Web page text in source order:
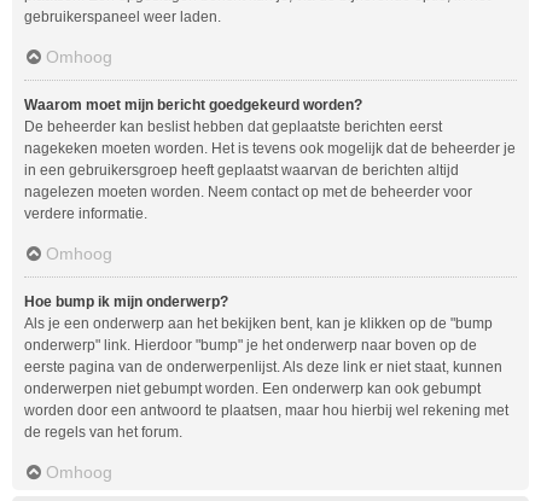
gebruikerspaneel weer laden.
Omhoog
Waarom moet mijn bericht goedgekeurd worden?
De beheerder kan beslist hebben dat geplaatste berichten eerst
nagekeken moeten worden. Het is tevens ook mogelijk dat de beheerder je
in een gebruikersgroep heeft geplaatst waarvan de berichten altijd
nagelezen moeten worden. Neem contact op met de beheerder voor
verdere informatie.
Omhoog
Hoe bump ik mijn onderwerp?
Als je een onderwerp aan het bekijken bent, kan je klikken op de "bump
onderwerp" link. Hierdoor "bump" je het onderwerp naar boven op de
eerste pagina van de onderwerpenlijst. Als deze link er niet staat, kunnen
onderwerpen niet gebumpt worden. Een onderwerp kan ook gebumpt
worden door een antwoord te plaatsen, maar hou hierbij wel rekening met
de regels van het forum.
Omhoog